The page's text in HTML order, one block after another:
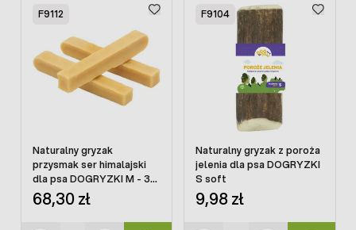
F9112
Naturalny gryzak
przysmak ser himalajski
dla psa DOGRYZKI M - 3
szt
68,30 zł
F9104
Naturalny gryzak z poroża
jelenia dla psa DOGRYZKI
S soft
9,98 zł